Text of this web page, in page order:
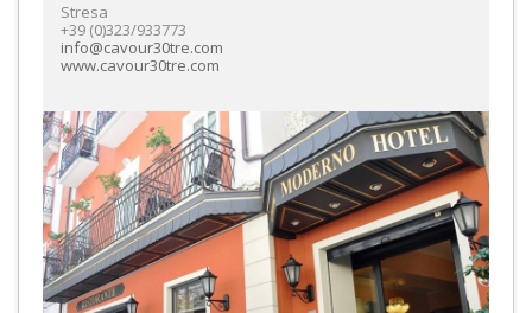
Stresa
+39 (0)323/933773
info@cavour30tre.com
www.cavour30tre.com